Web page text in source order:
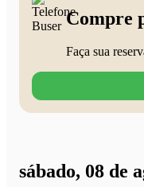
Compre
Faça sua
sábado, 08 de